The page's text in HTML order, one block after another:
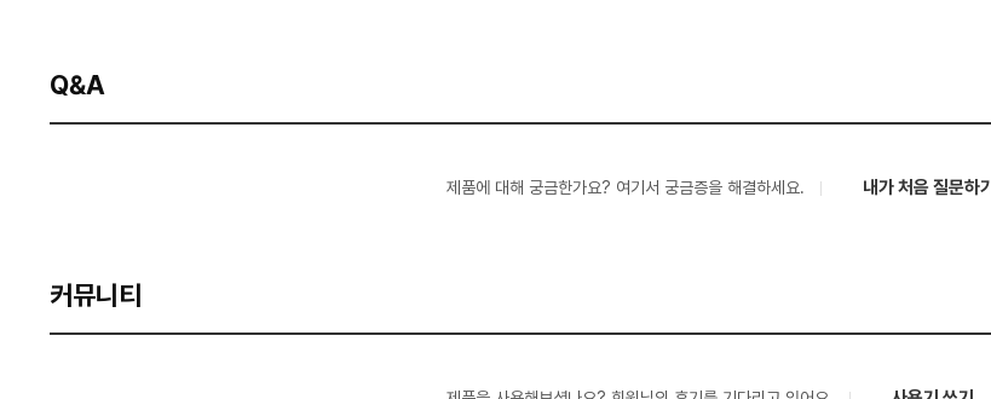
Q&A
제품에 대해 궁금한가요? 여기서 궁금증을 해결하세요. 내가 처음 질문하기
커뮤니티